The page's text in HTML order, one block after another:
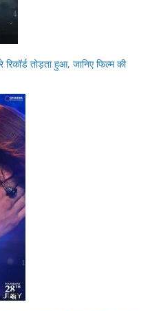
तोड़ता हुआ, जानिए फिल्म की